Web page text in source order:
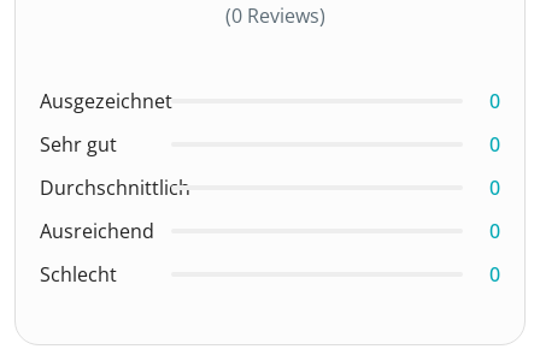
(0 Reviews)
Ausgezeichnet
0
Sehr gut
0
Durchschnittlich
0
Ausreichend
0
Schlecht
0